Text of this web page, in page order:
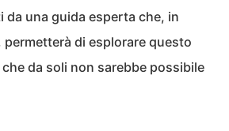
da una guida esperta che, in
permetterà di esplorare questo
da soli non sarebbe possibile